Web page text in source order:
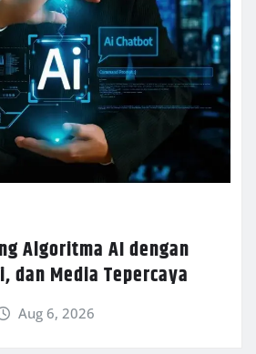
Algoritma AI dengan
dan Media Tepercaya
Aug 6, 2026